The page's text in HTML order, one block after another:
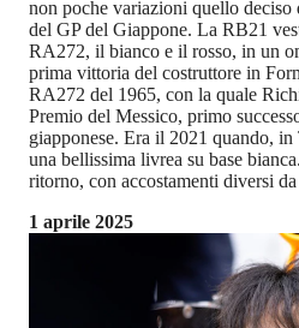
non poche variazioni quello
del GP del Giappone. La RB21
RA272, il bianco e il rosso, in un
prima vittoria del costruttore in
RA272 del 1965, con la quale
Premio del Messico, primo
giapponese. Era il 2021 quando,
una bellissima livrea su base
ritorno, con accostamenti diversi
1 aprile 2025